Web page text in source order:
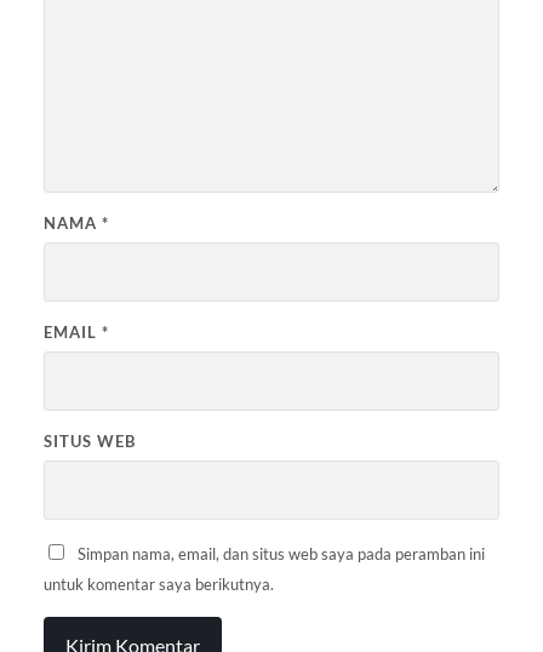
NAMA *
EMAIL *
SITUS WEB
Simpan nama, email, dan situs web saya pada peramban ini
untuk komentar saya berikutnya.